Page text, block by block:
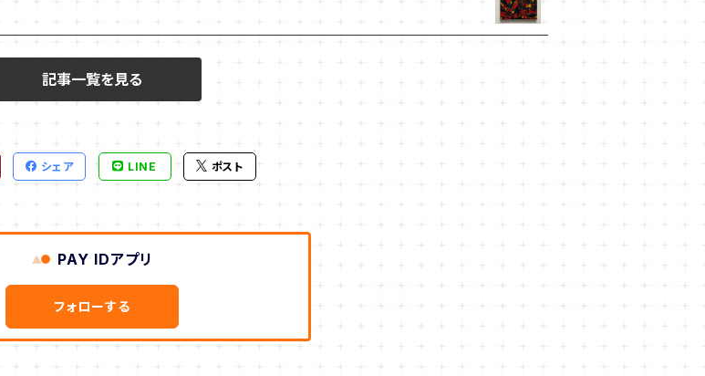
記事一覧を見る
シェア LINE ポスト
PAY IDアプリ
フォローする